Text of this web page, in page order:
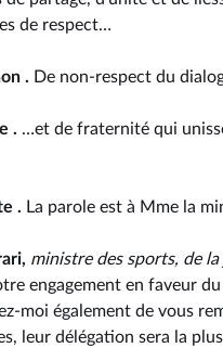
de respect…
. De non-respect du
. …et de fraternité qui
. La parole est à Mme la
ministre des sports, de
engagement en faveur
moi également de vous
leur délégation sera la